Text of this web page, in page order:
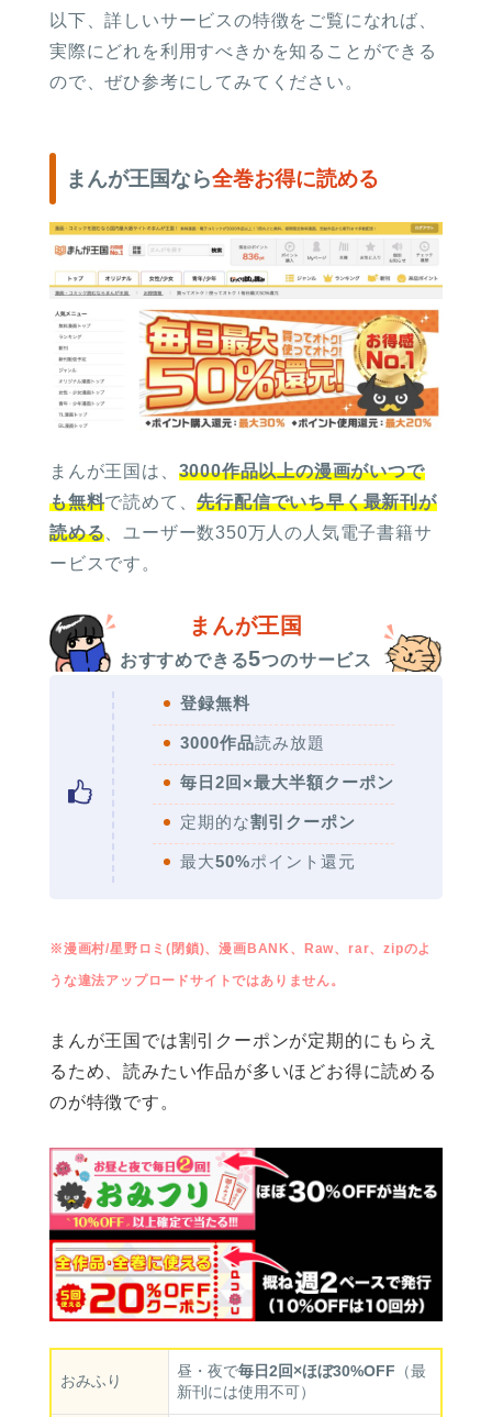
以下、詳しいサービスの特徴をご覧になれば、
実際にどれを利用すべきかを知ることができる
ので、ぜひ参考にしてみてください。
まんが王国なら全巻お得に読める
まんが王国は、 3000作品以上の漫画がいつで
も無料で読めて、先行配信でいち早く最新刊が
読める 、ユーザー数350万人の人気電子書籍サ
ービスです。
まんが王国
おすすめできる5つのサービス
登録無料
3000作品読み放題
毎日2回×最大半額クーポン
定期的な割引クーポン
最大50%ポイント還元
※漫画村/星野ロミ(閉鎖)、漫画BANK、Raw、rar、zipのよ
うな違法アップロードサイトではありません。
まんが王国では割引クーポンが定期的にもらえ
るため、読みたい作品が多いほどお得に読める
のが特徴です。
おみふり
昼・夜で毎日2回×ほぼ30%OFF （最
新刊には使用不可）